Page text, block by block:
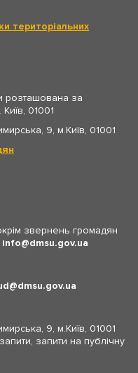
територіальних
розташована за
01001
9, м.Київ, 01001
звернень громадян
info dmsu.gov.ua
dmsu.gov.ua
9, м.Київ, 01001
запити на публічну